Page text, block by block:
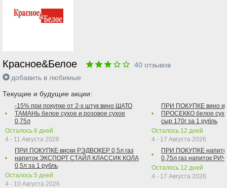
Красное&Белое 40 отзывов
добавить в любимые
Текущие и будущие акции:
-15% при покупке от 2-х штук вино ШАТО
ТАМАНЬ белое сухое и розовое сухое
0,75л
Осталось 6 дней
4 - 11 Августа 2026
ПРИ ПОКУПКЕ виски РЭДВОКЕР 0,5л газ
напиток ЭКСПОРТ СТАЙЛ КЛАССИК КОЛА
0,5л за 1 рубль
Осталось 5 дней
4 - 10 Августа 2026
ПРИ ПОКУПКЕ вино
ПРОСЕККО белое
сыр 170г за 1 рубль
Осталось 12 дней
4 - 17 Августа 2026
ПРИ ПОКУПКЕ
0,75л газ напиток
Осталось 12 дней
4 - 17 Августа 2026